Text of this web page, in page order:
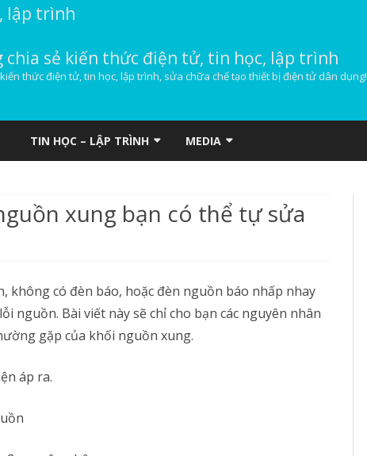
lập trình
chia sẻ kiến thức điện tử, tin học, lập trình
thức điện tử, tin học, lập trình, sửa chữa chế tạo thiết bị điện tử dân dụng!
to
TIN HỌC – LẬP TRÌNH
VPS MÁY CHỦ ẢO
MEDIA
xung bạn có thể tự sửa
không có đèn báo, hoặc đèn nguồn báo nhấp nhay
Bài viết này sẽ chỉ cho bạn các nguyên nhân
gặp của khối nguồn xung.
áp ra.